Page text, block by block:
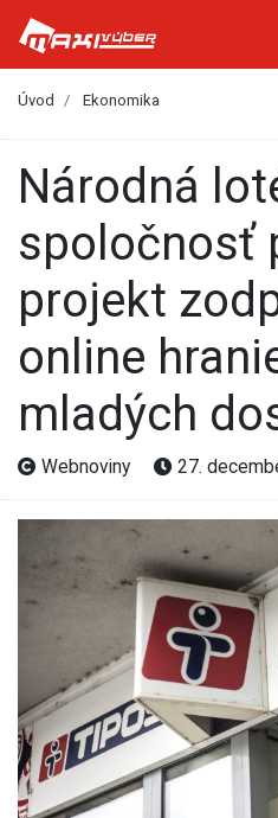
Úvod Ekonomika
Národná lotériová
spoločnosť
projekt
online
mladých
Webnoviny 27.